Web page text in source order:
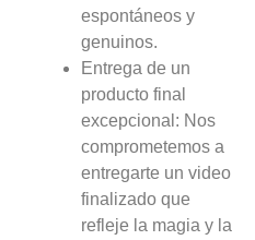
espontáneos y
genuinos.
Entrega de un
producto final
excepcional: Nos
comprometemos a
entregarte un video
finalizado que
refleje la magia y la